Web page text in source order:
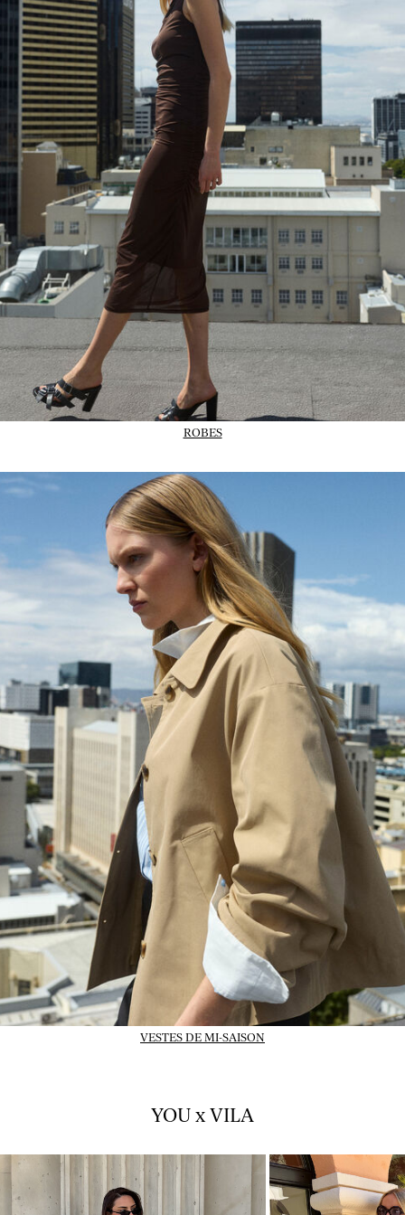
ROBES
VESTES DE MI-SAISON
02_IMAGE-CTA_Trans-outerwear_wk31_31-07-26
YOU x VILA
01_INSTAFEED_14-07-
26_vlpsy2026w28tuejul1